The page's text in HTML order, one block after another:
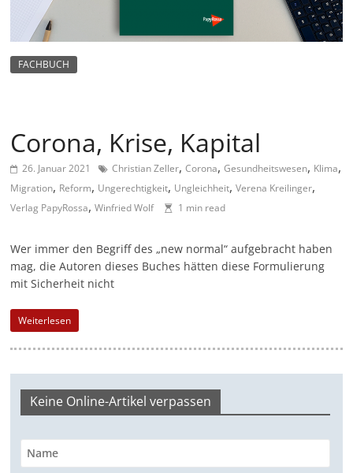
g
n
f
ü
r
o
z
l
M
FACHBUCH
Corona, Krise, Kapital
26. Januar 2021 Christian Zeller,Corona,Gesundheitswesen, Klima,
Migration, Reform, Ungerechtigkeit, Ungleichheit,Verena Kreilinger,
Verlag PapyRossa,Winfried Wolf 1 min read
Wer immer den Begriff des „new normal“ aufgebracht haben
mag, die Autoren dieses Buches hätten diese Formulierung
mit Sicherheit nicht
Weiterlesen
Keine Online-Artikel verpassen